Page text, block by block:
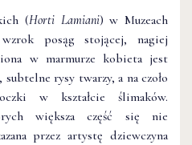
(Horti Lamiani) w Muzeach
posąg stojącej, nagiej
w marmurze kobieta jest
subtelne rysy twarzy, a na czoło
w kształcie ślimaków.
większa część się nie
przez artystę dziewczyna